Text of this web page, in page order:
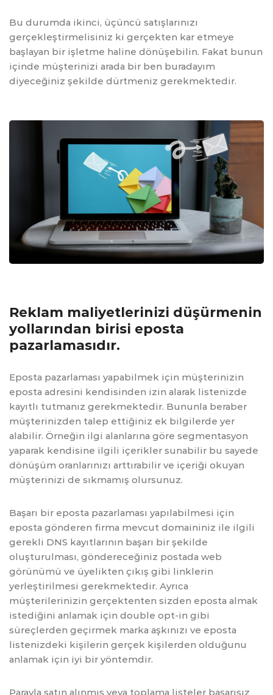
Bu durumda ikinci, üçüncü satışlarınızı
gerçekleştirmelisiniz ki gerçekten kar etmeye
başlayan bir işletme haline dönüşebilin. Fakat bunun
içinde müşterinizi arada bir ben buradayım
diyeceğiniz şekilde dürtmeniz gerekmektedir.
Reklam maliyetlerinizi düşürmenin
yollarından birisi eposta
pazarlamasıdır.
Eposta pazarlaması yapabilmek için müşterinizin
eposta adresini kendisinden izin alarak listenizde
kayıtlı tutmanız gerekmektedir. Bununla beraber
müşterinizden talep ettiğiniz ek bilgilerde yer
alabilir. Örneğin ilgi alanlarına göre segmentasyon
yaparak kendisine ilgili içerikler sunabilir bu sayede
dönüşüm oranlarınızı arttırabilir ve içeriği okuyan
müşterinizi de sıkmamış olursunuz.
Başarı bir eposta pazarlaması yapılabilmesi için
eposta gönderen firma mevcut domaininiz ile ilgili
gerekli DNS kayıtlarının başarı bir şekilde
oluşturulması, göndereceğiniz postada web
görünümü ve üyelikten çıkış gibi linklerin
yerleştirilmesi gerekmektedir. Ayrıca
müşterilerinizin gerçektenten sizden eposta almak
istediğini anlamak için double opt-in gibi
süreçlerden geçirmek marka aşkınızı ve eposta
listenizdeki kişilerin gerçek kişilerden olduğunu
anlamak için iyi bir yöntemdir.
Parayla satın alınmış veya toplama listeler başarısız